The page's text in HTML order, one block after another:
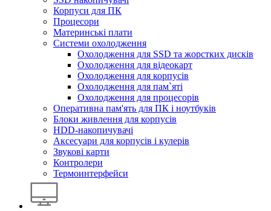
Корпуси для ПК
Процесори
Материнські плати
Системи охолодження
Охолодження для SSD та жорстких дисків
Охолодження для відеокарт
Охолодження для корпусів
Охолодження для пам`яті
Охолодження для процесорів
Оперативна пам'ять для ПК і ноутбуків
Блоки живлення для корпусів
HDD-накопичувачі
Аксесуари для корпусів і кулерів
Звукові карти
Контролери
Термоинтерфейси